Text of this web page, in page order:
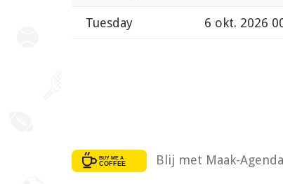
Tuesday 6 okt. 2026
Blij met Maak-